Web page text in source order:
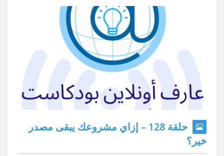
حلقة 128 – إزاي مشروعك يبقى مصدر
خير؟